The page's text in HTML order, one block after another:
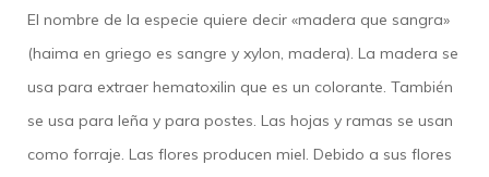
El nombre de la especie quiere decir «madera que sangra»
(haima en griego es sangre y xylon, madera). La madera se
usa para extraer hematoxilin que es un colorante. También
se usa para leña y para postes. Las hojas y ramas se usan
como forraje. Las flores producen miel. Debido a sus flores